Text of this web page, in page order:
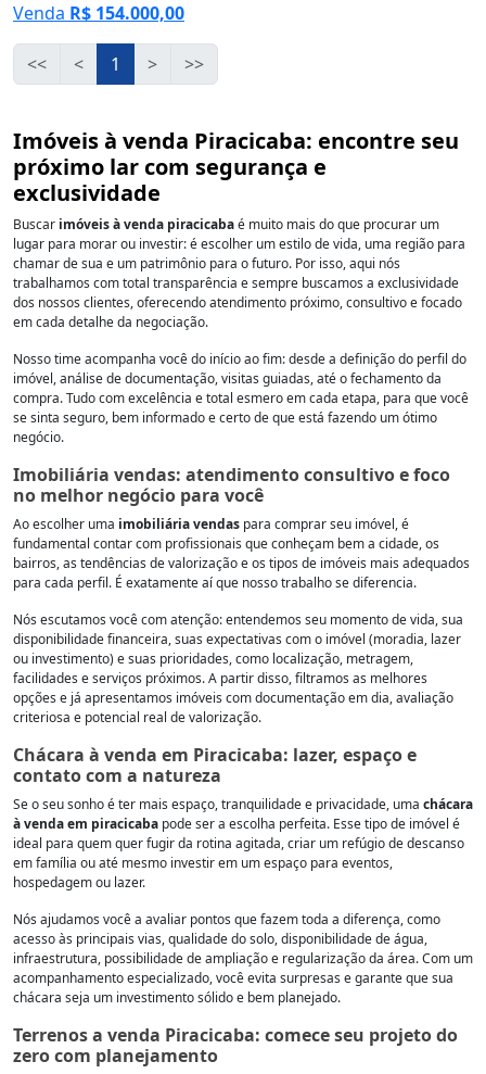
Venda R$ 154.000,00
<< < 1 > >>
Imóveis à venda Piracicaba: encontre seu
próximo lar com segurança e
exclusividade
Buscar imóveis à venda piracicabaé muito mais do que procurar um
lugar para morar ou investir: é escolher um estilo de vida, uma região para
chamar de sua e um patrimônio para o futuro. Por isso, aqui nós
trabalhamos com total transparência e sempre buscamos a exclusividade
dos nossos clientes, oferecendo atendimento próximo, consultivo e focado
em cada detalhe da negociação.
Nosso time acompanha você do início ao fim: desde a definição do perfil do
imóvel, análise de documentação, visitas guiadas, até o fechamento da
compra. Tudo com excelência e total esmero em cada etapa, para que você
se sinta seguro, bem informado e certo de que está fazendo um ótimo
negócio.
Imobiliária vendas: atendimento consultivo e foco
no melhor negócio para você
Ao escolher uma imobiliária vendas para comprar seu imóvel, é
fundamental contar com profissionais que conheçam bem a cidade, os
bairros, as tendências de valorização e os tipos de imóveis mais adequados
para cada perfil. É exatamente aí que nosso trabalho se diferencia.
Nós escutamos você com atenção: entendemos seu momento de vida, sua
disponibilidade financeira, suas expectativas com o imóvel (moradia, lazer
ou investimento) e suas prioridades, como localização, metragem,
facilidades e serviços próximos. A partir disso, filtramos as melhores
opções e já apresentamos imóveis com documentação em dia, avaliação
criteriosa e potencial real de valorização.
Chácara à venda em Piracicaba: lazer, espaço e
contato com a natureza
Se o seu sonho é ter mais espaço, tranquilidade e privacidade, uma chácara
à venda em piracicaba pode ser a escolha perfeita. Esse tipo de imóvel é
ideal para quem quer fugir da rotina agitada, criar um refúgio de descanso
em família ou até mesmo investir em um espaço para eventos,
hospedagem ou lazer.
Nós ajudamos você a avaliar pontos que fazem toda a diferença, como
acesso às principais vias, qualidade do solo, disponibilidade de água,
infraestrutura, possibilidade de ampliação e regularização da área. Com um
acompanhamento especializado, você evita surpresas e garante que sua
chácara seja um investimento sólido e bem planejado.
Terrenos a venda Piracicaba: comece seu projeto do
zero com planejamento